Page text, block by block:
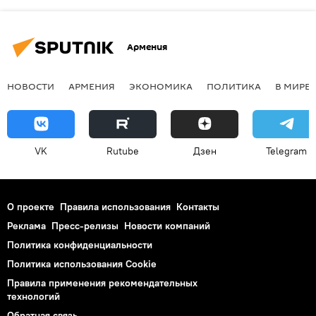
Армения
НОВОСТИ АРМЕНИЯ ЭКОНОМИКА ПОЛИТИКА В МИРЕ
VK Rutube Дзен Telegram
О проекте Правила использования Контакты
Реклама Пресс-релизы Новости компаний
Политика конфиденциальности
Политика использования Cookie
Правила применения рекомендательных
технологий